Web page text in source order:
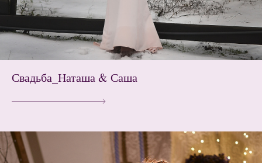
Свадьба_Наташа & Саша